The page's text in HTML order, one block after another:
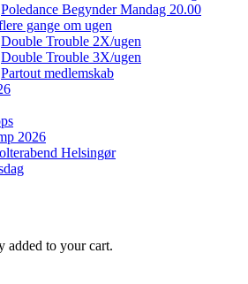
Poledance Begynder Mandag 20.00
gange om ugen
Double Trouble 2X/ugen
Double Trouble 3X/ugen
Partout medlemskab
2026
Helsingør
added to your cart.